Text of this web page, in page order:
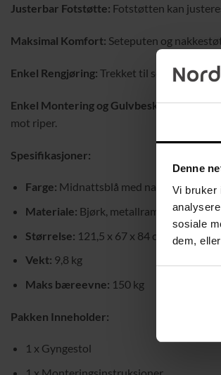
Denne
Vi bruker
sosiale
dem,
Justerbar Fotstøtte: Fotstøtten kan
Maksimal Komfort: Seteputen og
Enkel Rengjøring: Trekket til seteputen og
Enkel Montering og Gulvbeskyttelse:
mot riper.
Spesifikasjoner:
Farge: Midnattsblå med naturlige
Materiale: Bjørk, metallramme,
Størrelse: 121,5 x 67 x 84 cm (D x B x H)
Vekt: 9,8 kg
Maks bæreevne: 150 kg
Pakken Inneholder:
1 x Gyngestol